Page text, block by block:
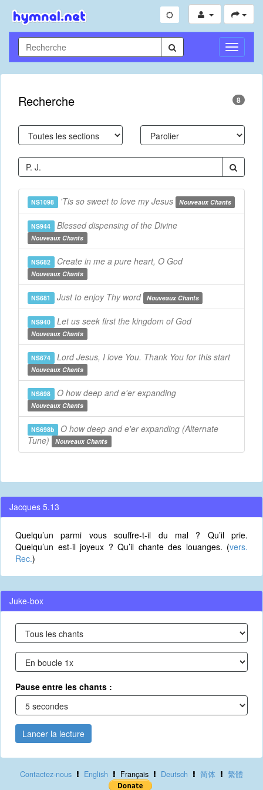
Toggle
Recherche 8
NS1098 'Tis so sweet to love my Jesus Nouveaux Chants
NS944 Blessed dispensing of the Divine
Nouveaux Chants
NS682 Create in me a pure heart, O God
Nouveaux Chants
NS681 Just to enjoy Thy word Nouveaux Chants
NS940 Let us seek first the kingdom of God
Nouveaux Chants
NS674 Lord Jesus, I love You. Thank You for this start
Nouveaux Chants
NS698 O how deep and e'er expanding
Nouveaux Chants
NS698b
O how deep and e'er expanding (Alternate
Tune)
Nouveaux Chants
Jacques 5.13
Quelqu’un parmi vous souffre-t-il du mal ? Qu’il prie.
Quelqu’un est-il joyeux ? Qu’il chante des louanges. (vers.
Rec.)
Juke-box
Pause entre les chants :
Lancer la lecture
Contactez-nous English Français Deutsch 简体 繁體